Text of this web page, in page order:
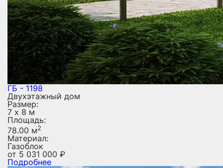
ГБ - 1198
Двухэтажный дом
Размер:
7 х 8 м
Площадь:
78.00 м2
Материал:
Газоблок
от 5 031 000 ₽
Подробнее